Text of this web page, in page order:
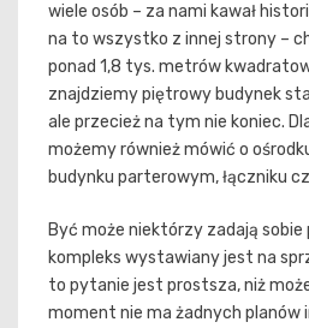
wiele osób – za nami kawał
na to wszystko z innej strony –
ponad 1,8 tys. metrów
znajdziemy piętrowy budynek
ale przecież na tym nie koniec.
możemy również mówić o
budynku parterowym, łączniku
Być może niektórzy zadają
kompleks wystawiany jest na
to pytanie jest prostsza, niż
moment nie ma żadnych planów